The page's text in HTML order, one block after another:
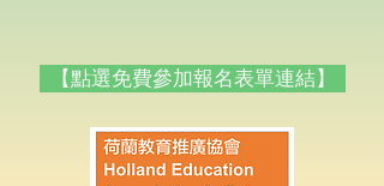
【點選免費參加報名表單連結】